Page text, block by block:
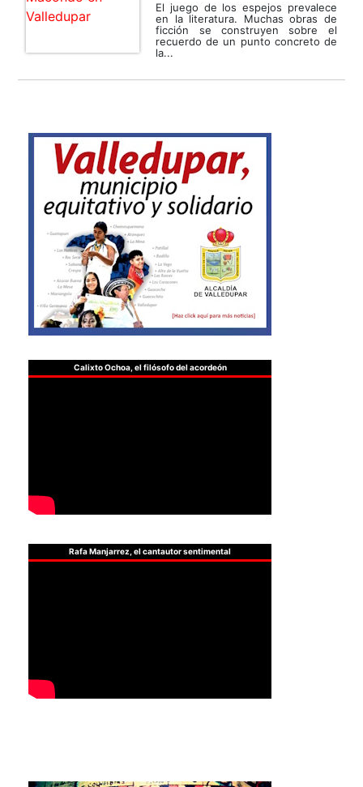
El juego de los espejos prevalece
en la literatura. Muchas obras de
ficción se construyen sobre el
recuerdo de un punto concreto de
la...
Calixto Ochoa, el filósofo del acordeón
Rafa Manjarrez, el cantautor sentimental